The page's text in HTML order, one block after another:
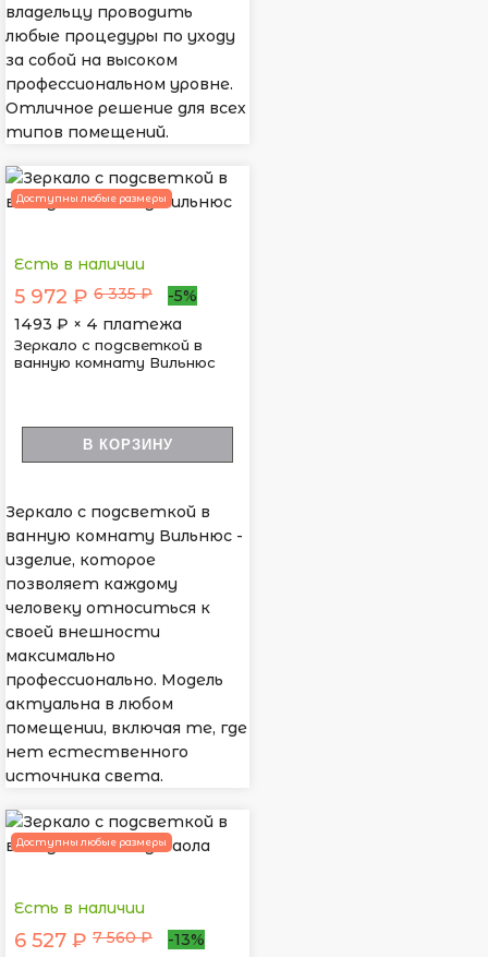
владельцу проводить
любые процедуры по уходу
за собой на высоком
профессиональном уровне.
Отличное решение для всех
типов помещений.
Доступны любые размеры
Есть в наличии
5 972 ₽ 6 335 ₽
-5%
1493 ₽ × 4 платежа
Зеркало с подсветкой в
ванную комнату Вильнюс
В КОРЗИНУ
Зеркало с подсветкой в
ванную комнату Вильнюс -
изделие, которое
позволяет каждому
человеку относиться к
своей внешности
максимально
профессионально. Модель
актуальна в любом
помещении, включая те, где
нет естественного
источника света.
Доступны любые размеры
Есть в наличии
6 527 ₽ 7 560 ₽
-13%